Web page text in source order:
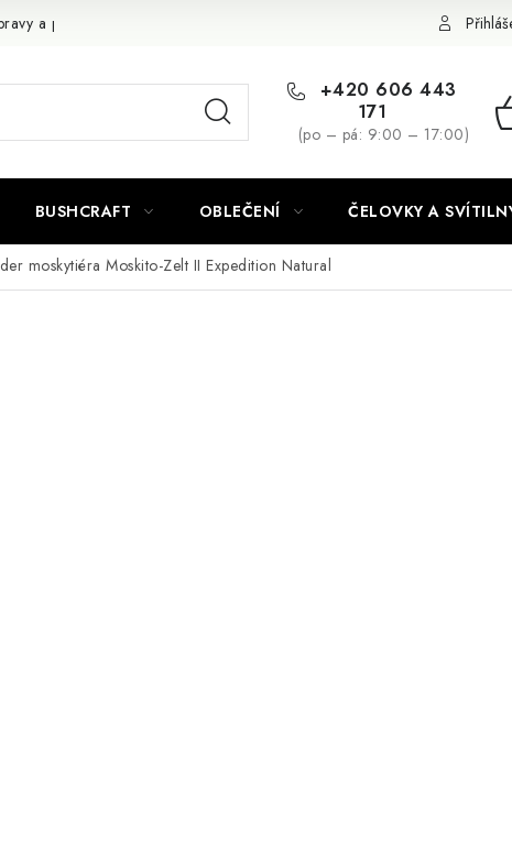
a platby Podmínky ochrany
+420 606 443
171
(po – pá: 9:00 – 17:00)
BUSHCRAFT OBLEČENÍ ČELOVKY A
moskytiéra Moskito-Zelt II Expedition Natural